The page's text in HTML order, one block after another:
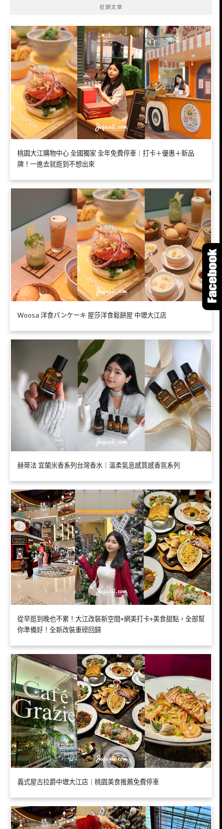
近期文章
桃園大江購物中心 全國獨家 全年免費停車｜打卡＋優惠＋新品
牌！一進去就逛到不想出來
Ｗoosa 洋食パンケーキ 屋莎洋食鬆餅屋 中壢大江店
赫蒂法 宜蘭米香系列台灣香水｜溫柔氣息感質感香氛系列
從早逛到晚也不累！大江改裝新空間+網美打卡+美食甜點，全部幫
你準備好！全新改裝重磅回歸
義式屋古拉爵中壢大江店｜桃園美食推薦免費停車